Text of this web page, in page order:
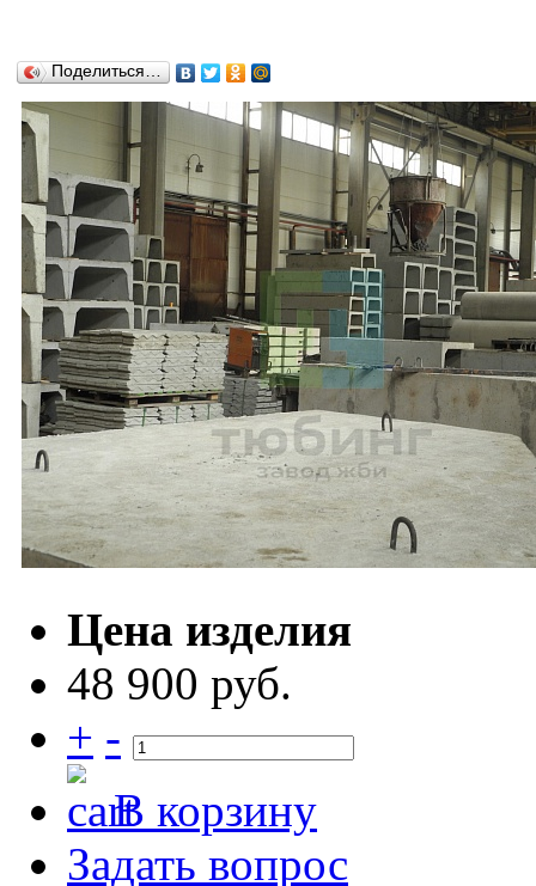
Поделиться…
Цена изделия
48 900 руб.
+ -
В корзину
Задать вопрос